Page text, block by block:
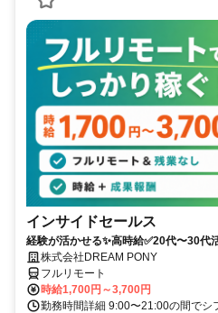
インサイドセールス
経験が活かせる✨高時給✅20代〜30代
株式会社DREAM PONY
フルリモート
時給1,700円～3,700円
勤務時間詳細 9:00〜21:00の間でシ